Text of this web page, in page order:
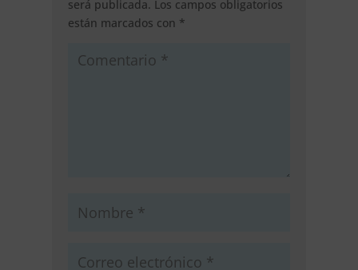
será publicada. Los campos obligatorios
están marcados con *